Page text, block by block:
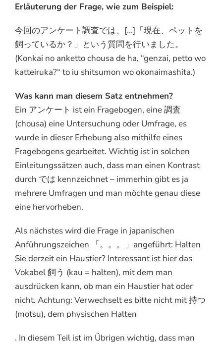
Erläuterung der Frage, wie zum Beispiel:
今回のアンケート調査では、[…]「現在、ペットを
飼っているか？」という質問を行いました。
(Konkai no anketto chousa de ha, “genzai, petto wo
katteiruka?“ to iu shitsumon wo okonaimashita.)
Was kann man diesem Satz entnehmen?
Ein アンケート ist ein Fragebogen, eine 調査
(chousa) eine Untersuchung oder Umfrage, es
wurde in dieser Erhebung also mithilfe eines
Fragebogens gearbeitet. Wichtig ist in solchen
Einleitungssätzen auch, dass man einen Kontrast
durch では kennzeichnet – immerhin gibt es ja
mehrere Umfragen und man möchte genau diese
eine hervorheben.
Als nächstes wird die Frage in japanischen
Anführungszeichen 「。。。」angeführt: Halten
Sie derzeit ein Haustier? Interessant ist hier das
Vokabel 飼う (kau = halten), mit dem man
ausdrücken kann, ob man ein Haustier hat oder
nicht. Achtung: Verwechselt es bitte nicht mit 持つ
(motsu), dem physischen Halten
. In diesem Teil ist im Übrigen wichtig, dass man